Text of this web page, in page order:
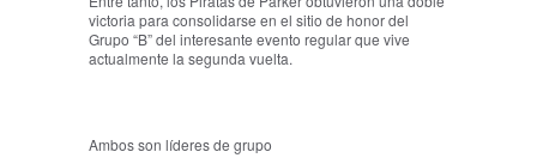
victoria para consolidarse en el sitio de honor del
Grupo “B” del interesante evento regular que vive
actualmente la segunda vuelta.
Ambos son líderes de grupo